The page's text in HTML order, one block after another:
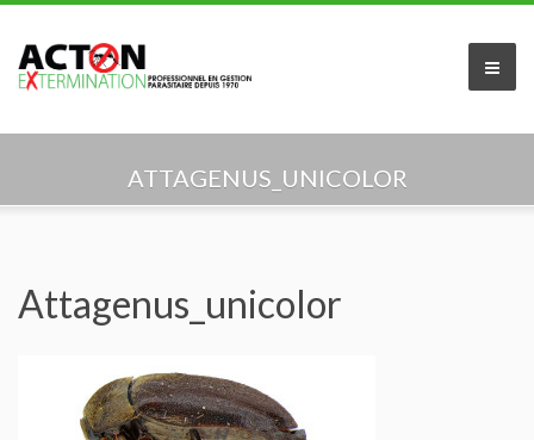
Secteur commercial
ATTAGENUS_UNICOLOR
Attagenus_unicolor